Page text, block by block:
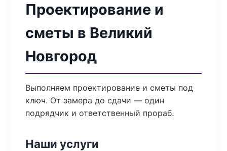
Проектирование и
сметы в Великий
Новгород
Выполняем проектирование и сметы под
ключ. От замера до сдачи — один
подрядчик и ответственный прораб.
Наши услуги